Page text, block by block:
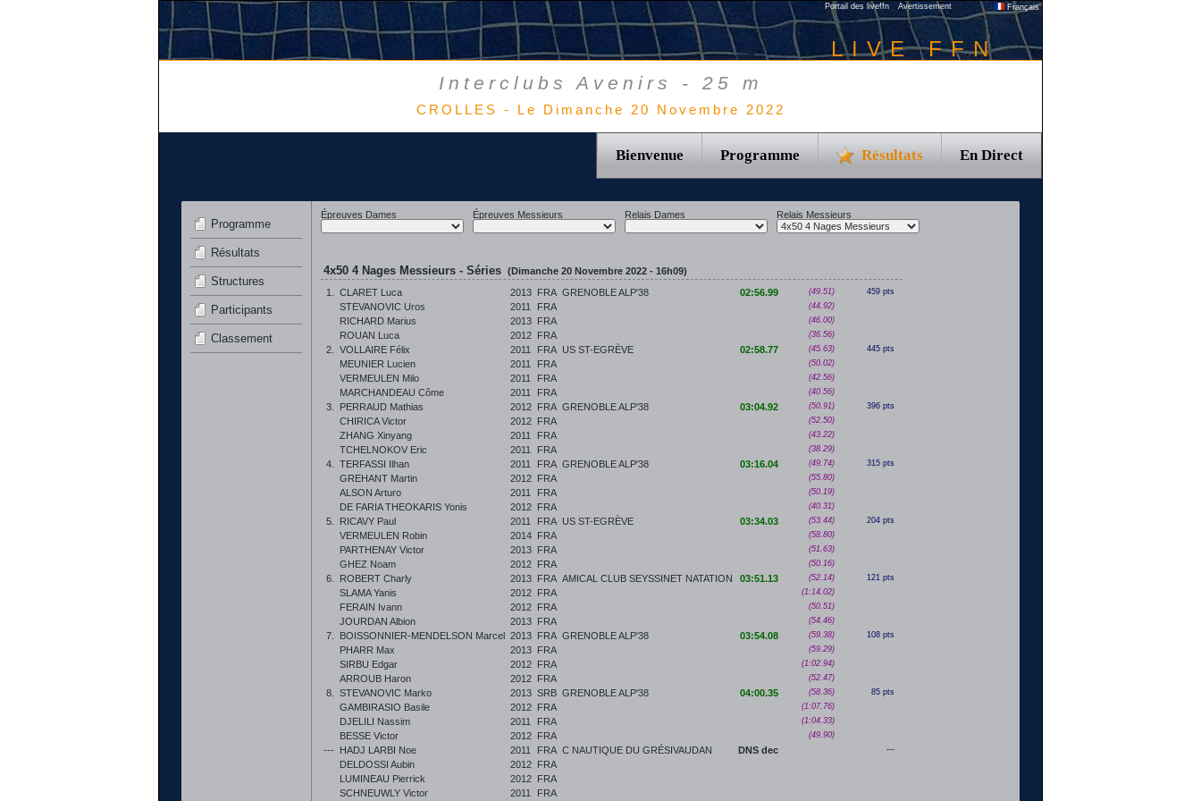
Portail des liveffn Avertissement Français
LIVE FFN
Interclubs Avenirs - 25 m
CROLLES - Le Dimanche 20 Novembre 2022
Bienvenue Programme Résultats En Direct
Programme
Résultats
Structures
Participants
Classement
Épreuves Dames Épreuves Messieurs Relais Dames Relais Messieurs
4x50 4 Nages Messieurs - Séries (Dimanche 20 Novembre 2022 - 16h09)
1.
CLARET Luca 2013 FRA GRENOBLE ALP'38 02:56.99 (49.51) 459 pts
STEVANOVIC Uros 2011 FRA (44.92)
RICHARD Marius 2013 FRA (46.00)
ROUAN Luca 2012 FRA (36.56)
2. VOLLAIRE Félix 2011 FRA US ST-EGRÈVE 02:58.77 (45.63) 445 pts
MEUNIER Lucien 2011 FRA (50.02)
VERMEULEN Milo 2011 FRA (42.56)
MARCHANDEAU Côme 2011 FRA (40.56)
3. PERRAUD Mathias 2012 FRA GRENOBLE ALP'38 03:04.92 (50.91) 396 pts
CHIRICA Victor 2012 FRA (52.50)
ZHANG Xinyang 2011 FRA (43.22)
TCHELNOKOV Eric 2011 FRA (38.29)
4. TERFASSI Ilhan 2011 FRA GRENOBLE ALP'38 03:16.04 (49.74) 315 pts
GREHANT Martin 2012 FRA (55.80)
ALSON Arturo 2011 FRA (50.19)
DE FARIA THEOKARIS Yonis 2012 FRA (40.31)
5. RICAVY Paul 2011 FRA US ST-EGRÈVE 03:34.03 (53.44) 204 pts
VERMEULEN Robin 2014 FRA (58.80)
PARTHENAY Victor 2013 FRA (51.63)
GHEZ Noam 2012 FRA (50.16)
6. ROBERT Charly 2013 FRA AMICAL CLUB SEYSSINET NATATION 03:51.13 (52.14) 121 pts
SLAMA Yanis 2012 FRA (1:14.02)
FERAIN Ivann 2012 FRA (50.51)
JOURDAN Albion 2013 FRA (54.46)
7. BOISSONNIER-MENDELSON Marcel 2013 FRA GRENOBLE ALP'38 03:54.08 (59.38) 108 pts
PHARR Max 2013 FRA (59.29)
SIRBU Edgar 2012 FRA (1:02.94)
ARROUB Haron 2012 FRA (52.47)
8. STEVANOVIC Marko 2013 SRB GRENOBLE ALP'38 04:00.35 (58.36) 85 pts
GAMBIRASIO Basile 2012 FRA (1:07.76)
DJELILI Nassim 2011 FRA (1:04.33)
BESSE Victor 2012 FRA (49.90)
--- HADJ LARBI Noe 2011 FRA C NAUTIQUE DU GRÉSIVAUDAN DNS dec ---
DELDOSSI Aubin 2012 FRA
LUMINEAU Pierrick
2012 FRA
SCHNEUWLY Victor
2011 FRA